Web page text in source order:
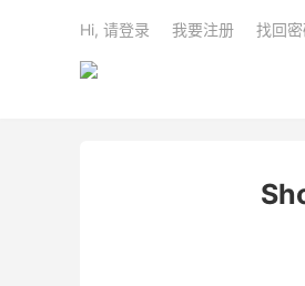
Hi, 请登录 我要注册 找回密